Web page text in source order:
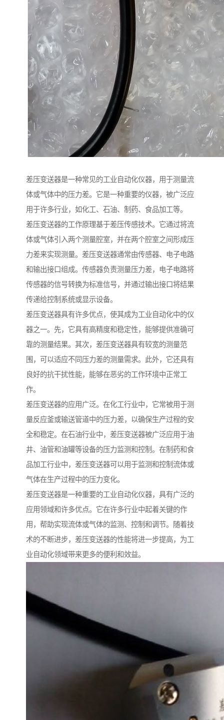
差压变送器是一种常见的工业自动化仪器，用于测量流
体或气体中的压力差。它是一种重要的仪器，被广泛应
用于许多行业，如化工、石油、制药、食品加工等。
差压变送器的工作原理基于差压传感技术。它通过将流
体或气体引入两个测量腔室，并在两个腔室之间形成压
力差来实现测量。差压变送器通常由传感器、电子电路
和输出接口组成。传感器负责测量压力差，电子电路将
传感器的信号转换为标准信号，并通过输出接口将结果
传递给控制系统或显示设备。
差压变送器具有许多优点，使其成为工业自动化中的仪
器之一。先，它具有高精度和稳定性，能够提供准确可
靠的测量结果。其次，差压变送器具有较宽的测量范
围，可以适应不同压力差的测量需求。此外，它还具有
良好的抗干扰性能，能够在恶劣的工作环境中正常工
作。
差压变送器的应用广泛。在化工行业中，它常被用于测
量反应釜或输送管道中的压力差，以确保生产过程的安
全和稳定。在石油行业中，差压变送器被广泛应用于油
井、油管和油罐等设备的压力监测和控制。在制药和食
品加工行业中，差压变送器可以用于监测和控制流体或
气体在生产过程中的压力变化。
差压变送器是一种重要的工业自动化仪器，具有广泛的
应用领域和许多优点。它在许多行业中起着关键的作
用，帮助实现流体或气体的监测、控制和调节。随着技
术的不断进步，差压变送器的性能将进一步提高，为工
业自动化领域带来更多的便利和效益。